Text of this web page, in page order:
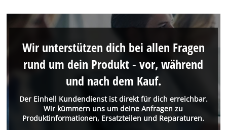
Der Einhell Kundendienst ist direkt für dich erreichbar.
Wir kümmern uns um deine Anfragen zu
Produktinformationen, Ersatzteilen und Reparaturen.
Wir unterstützen dich bei allen Fragen
rund um dein Produkt - vor, während
und nach dem Kauf.